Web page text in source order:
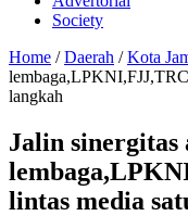
Society
Home / Daerah / Kota
langkah
Jalin sinergitas
lintas media